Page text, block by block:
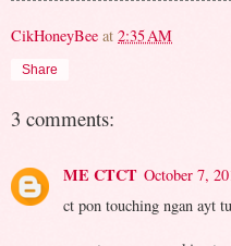
CikHoneyBee at 2:35 AM
Share
3 comments:
ME CTCT October 7,
ct pon touching ngan ayt